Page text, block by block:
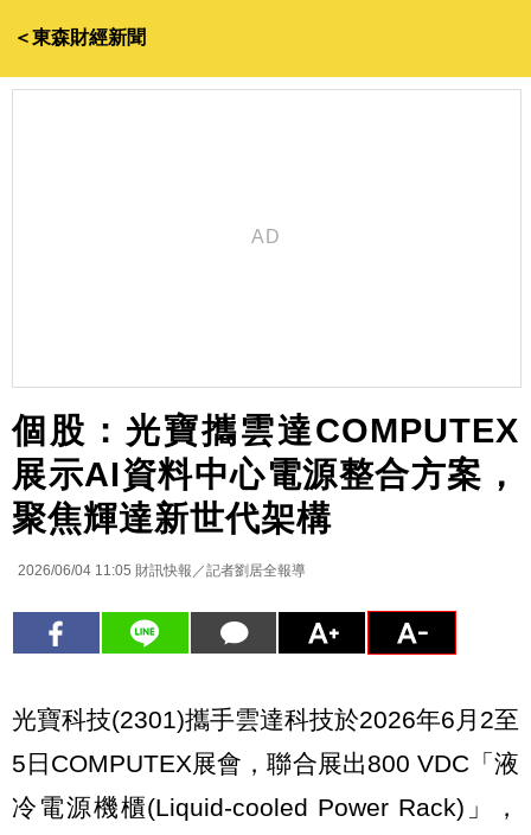
＜東森財經新聞
個股：光寶攜雲達COMPUTEX
展示AI資料中心電源整合方案，
聚焦輝達新世代架構
2026/06/04 11:05 財訊快報／記者劉居全報導
光寶科技(2301)攜手雲達科技於2026年6月2至
5日COMPUTEX展會，聯合展出800 VDC「液
冷電源機櫃(Liquid-cooled Power Rack)」，